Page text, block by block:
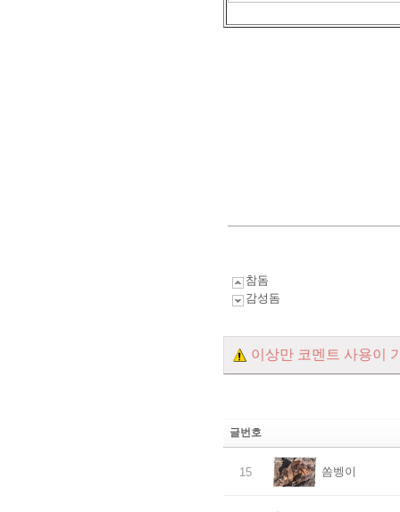
참돔
감성돔
이상만 코멘트 사용이
글번호
15 쏨벵이